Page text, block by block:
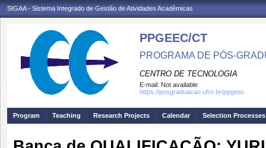
SIGAA - Sistema Integrado de Gestão de Atividades Acadêmicas
PPGEEC/CT
PROGRAMA DE PÓS-
CENTRO DE TECNOLOGIA
E-mail: Not available
https://posgraduacao.ufrn.br/ppgeec
Program Teaching Research Projects Calendar Selection Processes